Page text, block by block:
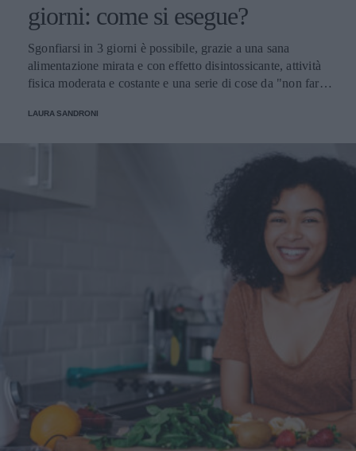
giorni: come si esegue?
Sgonfiarsi in 3 giorni è possibile, grazie a una sana
alimentazione mirata e con effetto disintossicante, attività
fisica moderata e costante e una serie di cose da "non fare"
come
LAURA SANDRONI